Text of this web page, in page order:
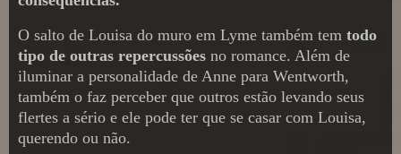
O salto de Louisa do muro em Lyme também tem todo
tipo de outras repercussões no romance. Além de
iluminar a personalidade de Anne para Wentworth,
também o faz perceber que outros estão levando seus
flertes a sério e ele pode ter que se casar com Louisa,
querendo ou não.